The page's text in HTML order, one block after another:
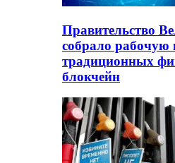
Правительство
собрало рабочую
традиционных
блокчейн